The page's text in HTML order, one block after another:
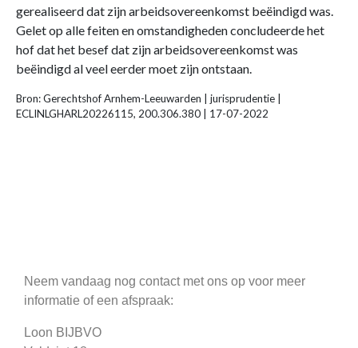
gerealiseerd dat zijn arbeidsovereenkomst beëindigd was.
Gelet op alle feiten en omstandigheden concludeerde het
hof dat het besef dat zijn arbeidsovereenkomst was
beëindigd al veel eerder moet zijn ontstaan.
Bron: Gerechtshof Arnhem-Leeuwarden | jurisprudentie |
ECLINLGHARL20226115, 200.306.380 | 17-07-2022
Neem vandaag nog contact met ons op voor meer
informatie of een afspraak:
Loon BIJBVO